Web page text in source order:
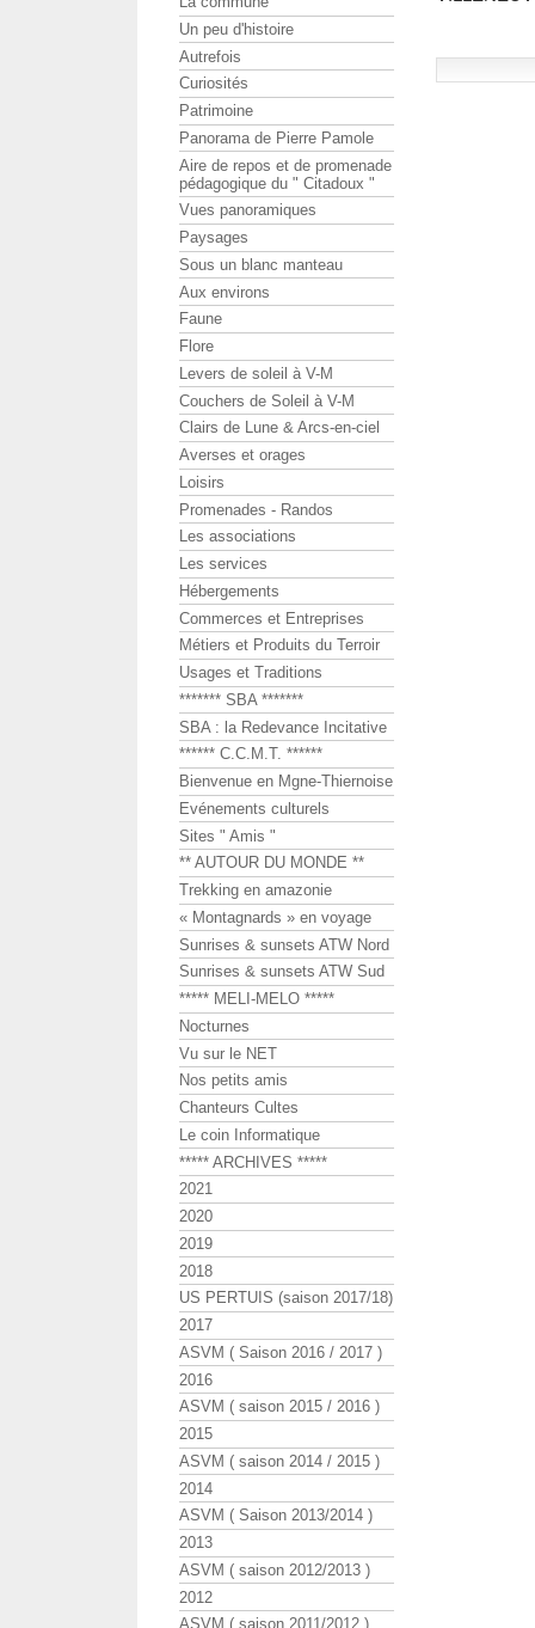
Un peu d'histoire
Autrefois
Curiosités
Patrimoine
Panorama de Pierre Pamole
Aire de repos et de promenade
pédagogique du " Citadoux "
Vues panoramiques
Paysages
Sous un blanc manteau
Aux environs
Faune
Flore
Levers de soleil à V-M
Couchers de Soleil à V-M
Clairs de Lune & Arcs-en-ciel
Averses et orages
Loisirs
Promenades - Randos
Les associations
Les services
Hébergements
Commerces et Entreprises
Métiers et Produits du Terroir
Usages et Traditions
******* SBA *******
SBA : la Redevance Incitative
****** C.C.M.T. ******
Bienvenue en Mgne-Thiernoise
Evénements culturels
Sites " Amis "
** AUTOUR DU MONDE **
Trekking en amazonie
« Montagnards » en voyage
Sunrises & sunsets ATW Nord
Sunrises & sunsets ATW Sud
***** MELI-MELO *****
Nocturnes
Vu sur le NET
Nos petits amis
Chanteurs Cultes
Le coin Informatique
***** ARCHIVES *****
2021
2020
2019
2018
US PERTUIS (saison 2017/18)
2017
ASVM ( Saison 2016 / 2017 )
2016
ASVM ( saison 2015 / 2016 )
2015
ASVM ( saison 2014 / 2015 )
2014
ASVM ( Saison 2013/2014 )
2013
ASVM ( saison 2012/2013 )
2012
ASVM ( saison 2011/2012 )